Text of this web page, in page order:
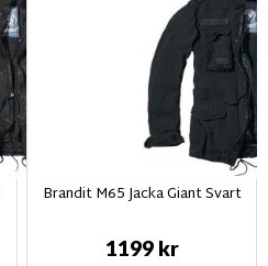
Brandit M65 Jacka Giant Svart
1199 kr